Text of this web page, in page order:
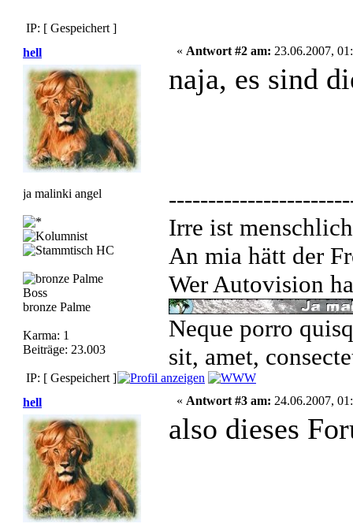
IP: [ Gespeichert ]
hell
ja malinki angel
Boss
bronze Palme
Karma: 1
Beiträge: 23.003
« Antwort #2 am: 23.06.2007,
naja, es sind
Irre ist
An mia hätt der
Wer Autovision
Neque porro
sit, amet,
IP: [ Gespeichert ]
hell
« Antwort #3 am: 24.06.2007,
also dieses